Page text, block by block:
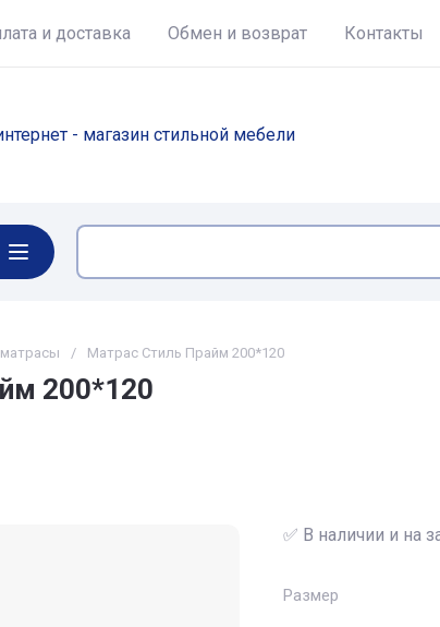
и доставка Обмен и возврат Контакты
- магазин стильной мебели
/ Матрас Стиль Прайм 200*120
200*120
✅ В наличии и на
Размер